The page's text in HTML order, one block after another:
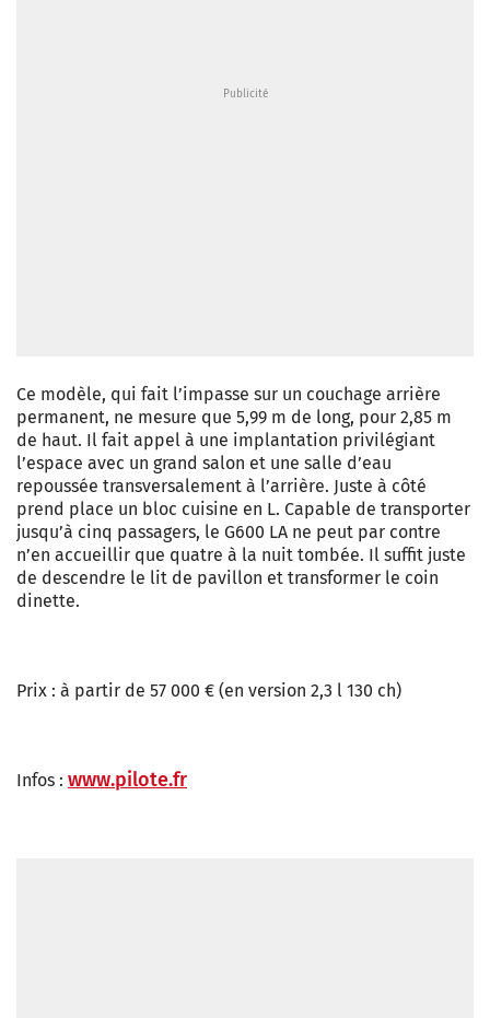
Ce modèle, qui fait l’impasse sur un couchage arrière
permanent, ne mesure que 5,99 m de long, pour 2,85 m
de haut. Il fait appel à une implantation privilégiant
l’espace avec un grand salon et une salle d’eau
repoussée transversalement à l’arrière. Juste à côté
prend place un bloc cuisine en L. Capable de transporter
jusqu’à cinq passagers, le G600 LA ne peut par contre
n’en accueillir que quatre à la nuit tombée. Il suffit juste
de descendre le lit de pavillon et transformer le coin
dinette.
Prix : à partir de 57 000 € (en version 2,3 l 130 ch)
Infos : www.pilote.fr